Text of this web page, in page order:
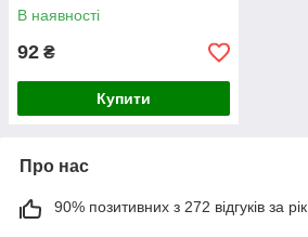
В наявності
92 ₴
Купити
Про нас
90% позитивних з 272 відгуків за рік